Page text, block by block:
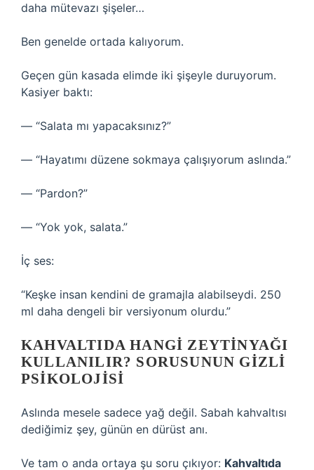
daha mütevazı şişeler…
Ben genelde ortada kalıyorum.
Geçen gün kasada elimde iki şişeyle duruyorum.
Kasiyer baktı:
— “Salata mı yapacaksınız?”
— “Hayatımı düzene sokmaya çalışıyorum aslında.”
— “Pardon?”
— “Yok yok, salata.”
İç ses:
“Keşke insan kendini de gramajla alabilseydi. 250
ml daha dengeli bir versiyonum olurdu.”
KAHVALTIDA HANGI ZEYTINYAĞI
KULLANILIR? SORUSUNUN GIZLI
PSIKOLOJISI
Aslında mesele sadece yağ değil. Sabah kahvaltısı
dediğimiz şey, günün en dürüst anı.
Ve tam o anda ortaya şu soru çıkıyor: Kahvaltıda